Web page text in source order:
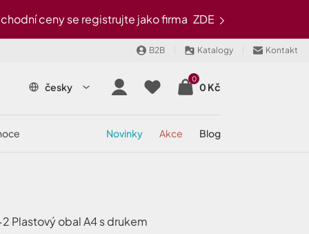
ceny se registrujte jako firma ZDE
B2B Katalogy Kontakt
česky
0
0 Kč
novinky akce blog
Plastový obal A4 s drukem